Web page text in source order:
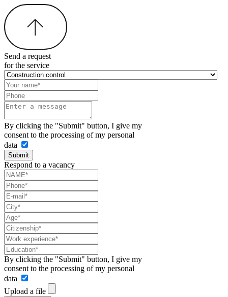
Send a request
for the service
By clicking the "Submit" button, I give my
consent to the processing of my personal
data
Submit
Respond to a vacancy
By clicking the "Submit" button, I give my
consent to the processing of my personal
data
Upload a file